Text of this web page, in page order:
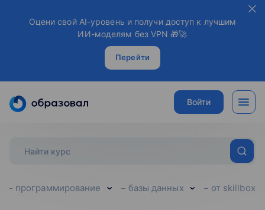
Оцени свой AI-уровень и получи доступ к лучшим
ИИ-моделям без VPN 🎁🚀
Перейти
Войти
программирование базы данных от skillbox